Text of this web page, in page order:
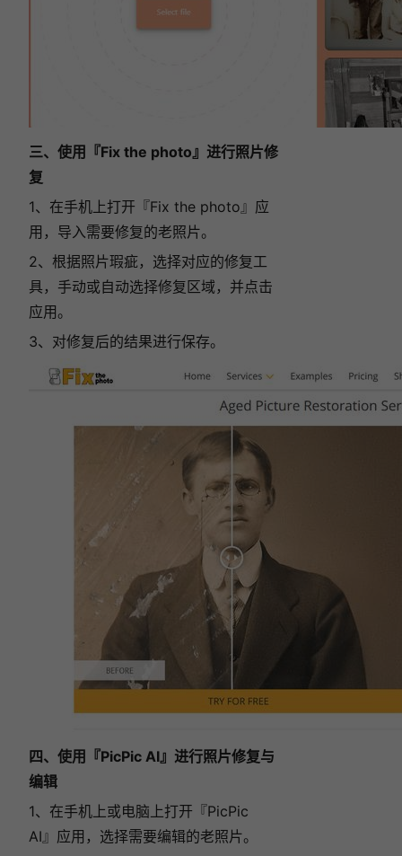
三、使用『Fix the photo』进行照片修
复
1、在手机上打开『Fix the photo』应
用，导入需要修复的老照片。
2、根据照片瑕疵，选择对应的修复工
具，手动或自动选择修复区域，并点击
应用。
3、对修复后的结果进行保存。
四、使用『PicPic AI』进行照片修复与
编辑
1、在手机上或电脑上打开『PicPic
AI』应用，选择需要编辑的老照片。